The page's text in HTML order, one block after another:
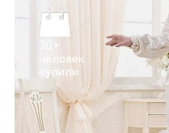
30+
человек